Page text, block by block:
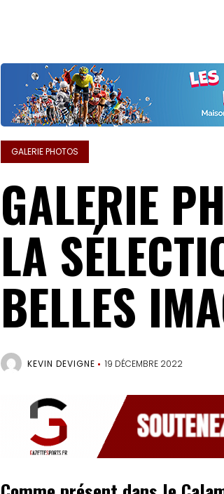
GALERIE PHOTOS
GALERIE
LA
BELLES
KEVIN DEVIGNE 19 DÉCEMBRE 2022